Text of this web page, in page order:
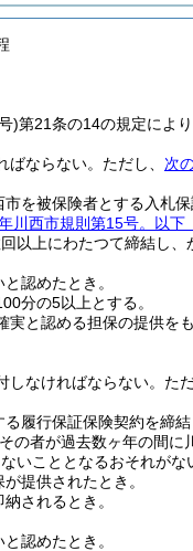
)第21条の14の規定によ
ならない。 ただし、 次
を被保険者とする入札
川西市規則第15号。以下
以上にわたつて締結し
認めたとき。
分の5以上とする。
と認める担保の提供を
なければならない。 た
履行保証保険契約を締
の者が過去数ヶ年の間
いこととなるおそれがな
提供されたとき。
されるとき。
認めたとき。